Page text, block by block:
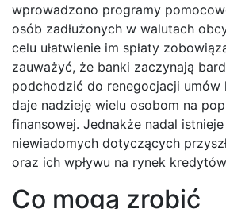
wprowadzono programy
osób zadłużonych w walutach
celu ułatwienie im spłaty
zauważyć, że banki zaczynają
podchodzić do renegocjacji umów
daje nadzieję wielu osobom na
finansowej. Jednakże nadal
niewiadomych dotyczących
oraz ich wpływu na rynek
Co mogą zrobić